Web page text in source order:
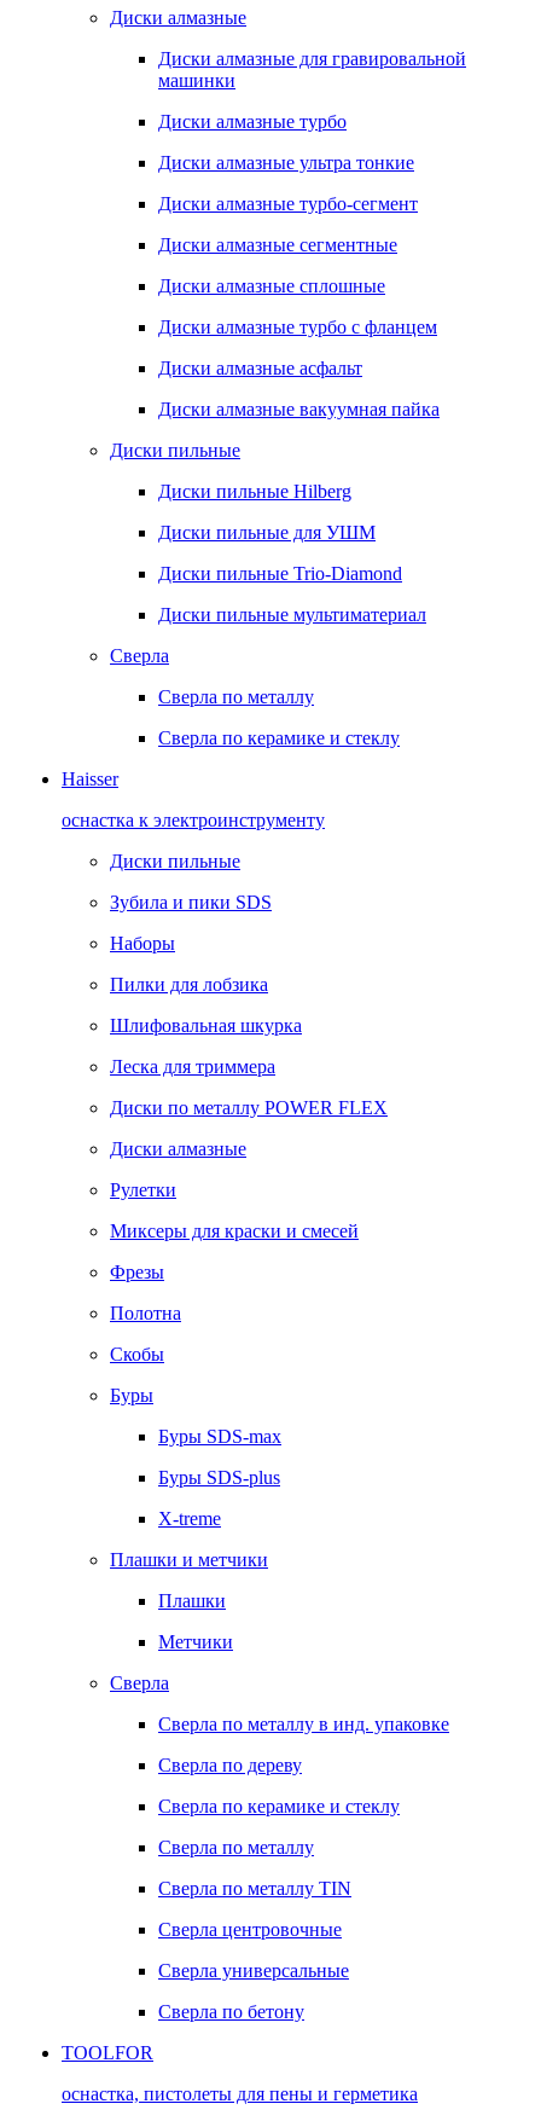
Диски алмазные
Диски алмазные для гравировальной
машинки
Диски алмазные турбо
Диски алмазные ультра тонкие
Диски алмазные турбо-сегмент
Диски алмазные сегментные
Диски алмазные сплошные
Диски алмазные турбо с фланцем
Диски алмазные асфальт
Диски алмазные вакуумная пайка
Диски пильные
Диски пильные Hilberg
Диски пильные для УШМ
Диски пильные Trio-Diamond
Диски пильные мультиматериал
Сверла
Сверла по металлу
Сверла по керамике и стеклу
Haisser
оснастка к электроинструменту
Диски пильные
Зубила и пики SDS
Наборы
Пилки для лобзика
Шлифовальная шкурка
Леска для триммера
Диски по металлу POWER FLEX
Диски алмазные
Рулетки
Миксеры для краски и смесей
Фрезы
Полотна
Скобы
Буры
Буры SDS-max
Буры SDS-plus
X-treme
Плашки и метчики
Плашки
Метчики
Сверла
Сверла по металлу в инд. упаковке
Сверла по дереву
Сверла по керамике и стеклу
Сверла по металлу
Сверла по металлу TIN
Сверла центровочные
Сверла универсальные
Сверла по бетону
TOOLFOR
оснастка, пистолеты для пены и герметика